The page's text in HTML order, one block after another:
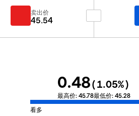
卖出价
45.54
0.48(1.05%)
最高价: 45.78最低价: 45.28
看多